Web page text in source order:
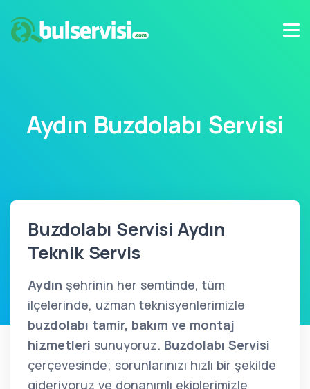
Aydın Buzdolabı Servisi
Buzdolabı Servisi Aydın
Teknik Servis
Aydın şehrinin her semtinde, tüm
ilçelerinde, uzman teknisyenlerimizle
buzdolabı tamir, bakım ve montaj
hizmetleri sunuyoruz. Buzdolabı Servisi
çerçevesinde; sorunlarınızı hızlı bir şekilde
gideriyoruz ve donanımlı ekiplerimizle